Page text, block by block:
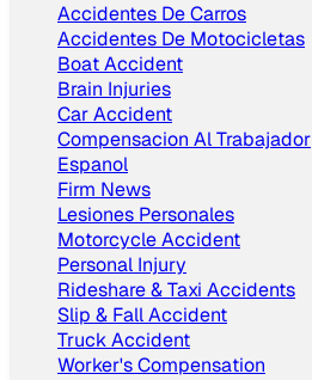
Accidentes De Carros
Accidentes De Motocicletas
Boat Accident
Brain Injuries
Car Accident
Compensacion Al Trabajador
Espanol
Firm News
Lesiones Personales
Motorcycle Accident
Personal Injury
Rideshare & Taxi Accidents
Slip & Fall Accident
Truck Accident
Worker's Compensation